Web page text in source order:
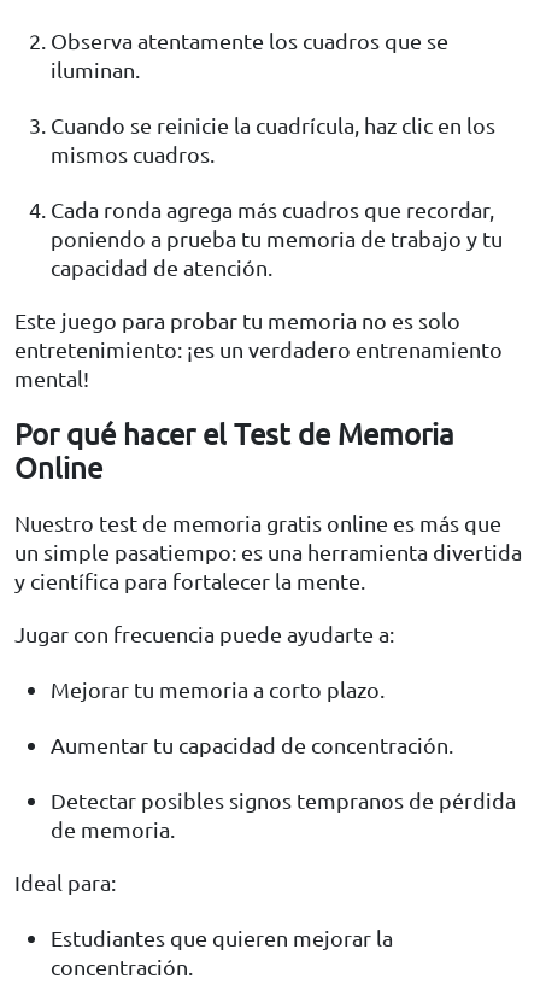
Observa atentamente los cuadros que se
iluminan.
Cuando se reinicie la cuadrícula, haz clic en los
mismos cuadros.
Cada ronda agrega más cuadros que recordar,
poniendo a prueba tu memoria de trabajo y tu
capacidad de atención.
Este juego para probar tu memoria no es solo
entretenimiento: ¡es un verdadero entrenamiento
mental!
Por qué hacer el Test de Memoria
Online
Nuestro test de memoria gratis online es más que
un simple pasatiempo: es una herramienta divertida
y científica para fortalecer la mente.
Jugar con frecuencia puede ayudarte a:
Mejorar tu memoria a corto plazo.
Aumentar tu capacidad de concentración.
Detectar posibles signos tempranos de pérdida
de memoria.
Ideal para:
Estudiantes que quieren mejorar la
concentración.